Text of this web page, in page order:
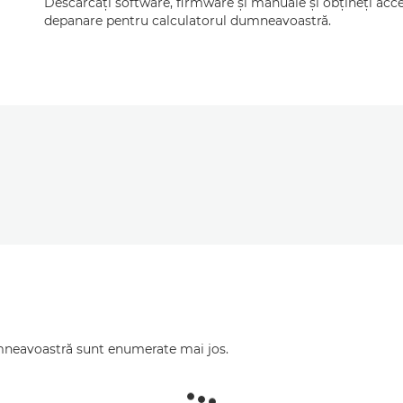
depanare pentru calculatorul dumneavoastră.
sunt enumerate mai jos.